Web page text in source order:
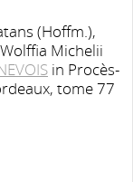
(Hoffm.),
Michelii
in Procès-
tome 77